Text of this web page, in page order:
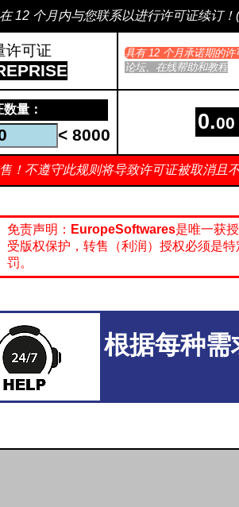
12 个月内与您联系以进行许可证续订
许可证
具有 12 个月承诺期的许
论坛、在线帮助和教程
量：
< 8000
0.00
！不遵守此规则将导致许可证被取消且
免责声明： EuropeSoftwares是唯一获
受版权保护，转售（利润）授权必须是
罚。
根据每种